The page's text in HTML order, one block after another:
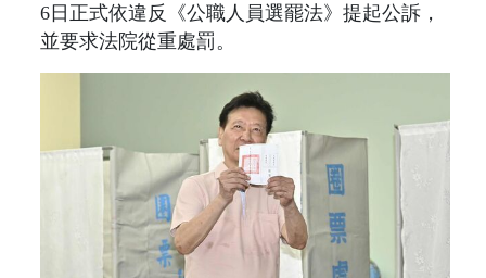
6日正式依違反《公職人員選罷法》提起公訴，
並要求法院從重處罰。